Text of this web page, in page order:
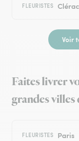
FLEURISTES Clérac
Voir
Faites livrer
grandes villes
FLEURISTES Paris